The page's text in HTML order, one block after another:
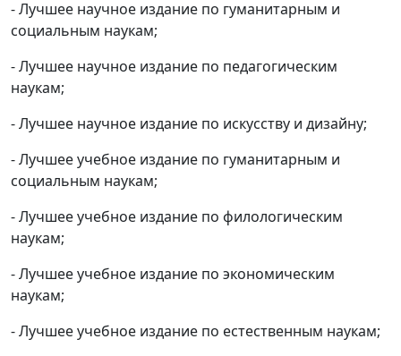
- Лучшее научное издание по гуманитарным и
социальным наукам;
- Лучшее научное издание по педагогическим
наукам;
- Лучшее научное издание по искусству и дизайну;
- Лучшее учебное издание по гуманитарным и
социальным наукам;
- Лучшее учебное издание по филологическим
наукам;
- Лучшее учебное издание по экономическим
наукам;
- Лучшее учебное издание по естественным наукам;